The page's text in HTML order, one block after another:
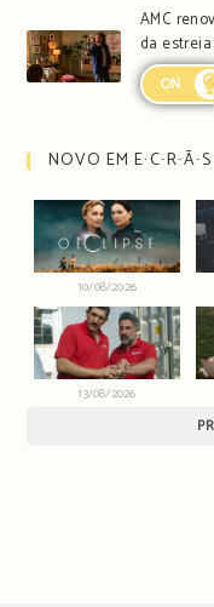
AMC
da
ON
NOVO EM E∙C∙R∙Ã∙S
10/08/2026
13/08/2026